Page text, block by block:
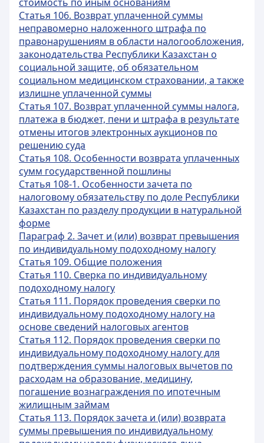
Статья 106. Возврат уплаченной суммы
неправомерно наложенного штрафа по
правонарушениям в области налогообложения,
законодательства Республики Казахстан о
социальной защите, об обязательном
социальном медицинском страховании, а также
излишне уплаченной суммы
Статья 107. Возврат уплаченной суммы налога,
платежа в бюджет, пени и штрафа в результате
отмены итогов электронных аукционов по
решению суда
Статья 108. Особенности возврата уплаченных
сумм государственной пошлины
Статья 108-1. Особенности зачета по
налоговому обязательству по доле Республики
Казахстан по разделу продукции в натуральной
форме
Параграф 2. Зачет и (или) возврат превышения
по индивидуальному подоходному налогу
Статья 109. Общие положения
Статья 110. Сверка по индивидуальному
подоходному налогу
Статья 111. Порядок проведения сверки по
индивидуальному подоходному налогу на
основе сведений налоговых агентов
Статья 112. Порядок проведения сверки по
индивидуальному подоходному налогу для
подтверждения суммы налоговых вычетов по
расходам на образование, медицину,
погашение вознаграждения по ипотечным
жилищным займам
Статья 113. Порядок зачета и (или) возврата
суммы превышения по индивидуальному